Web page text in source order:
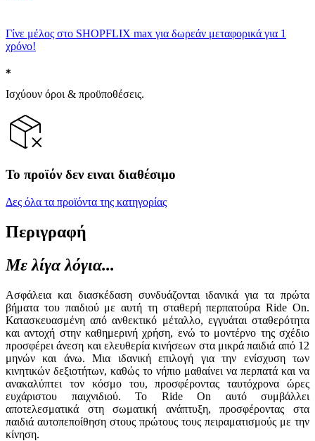
Γίνε μέλος στο SHOPFLIX max για δωρεάν μεταφορικά για 1
χρόνο!
Ισχύουν όροι & προϋποθέσεις.
Το προϊόν δεν ειναι διαθέσιμο
Δες όλα τα προϊόντα της κατηγορίας
Περιγραφή
Με λίγα λόγια...
Ασφάλεια και διασκέδαση συνδυάζονται ιδανικά για τα πρώτα
βήματα του παιδιού με αυτή τη σταθερή περπατούρα Ride On.
Κατασκευασμένη από ανθεκτικό μέταλλο, εγγυάται σταθερότητα
και αντοχή στην καθημερινή χρήση, ενώ το μοντέρνο της σχέδιο
προσφέρει άνεση και ελευθερία κινήσεων στα μικρά παιδιά από 12
μηνών και άνω. Μια ιδανική επιλογή για την ενίσχυση των
κινητικών δεξιοτήτων, καθώς το νήπιο μαθαίνει να περπατά και να
ανακαλύπτει τον κόσμο του, προσφέροντας ταυτόχρονα ώρες
ευχάριστου παιχνιδιού. Το Ride On αυτό συμβάλλει
αποτελεσματικά στη σωματική ανάπτυξη, προσφέροντας στα
παιδιά αυτοπεποίθηση στους πρώτους τους πειραματισμούς με την
κίνηση.